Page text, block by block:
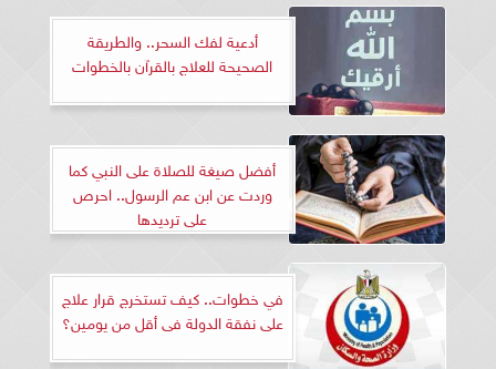
أدعية لفك السحر.. والطريقة
الصحيحة للعلاج بالقرآن بالخطوات
أفضل صيغة للصلاة على النبي كما
وردت عن ابن عم الرسول.. احرص
على ترديدها
في خطوات.. كيف تستخرج قرار علاج
على نفقة الدولة فى أقل من يومين؟